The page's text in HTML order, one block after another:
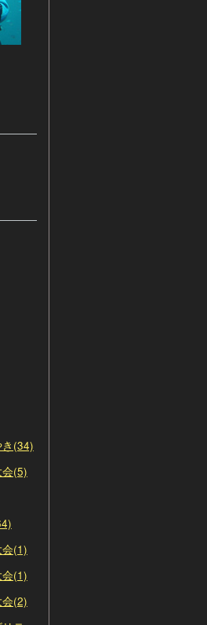
(34)
(5)
(1)
(1)
(2)